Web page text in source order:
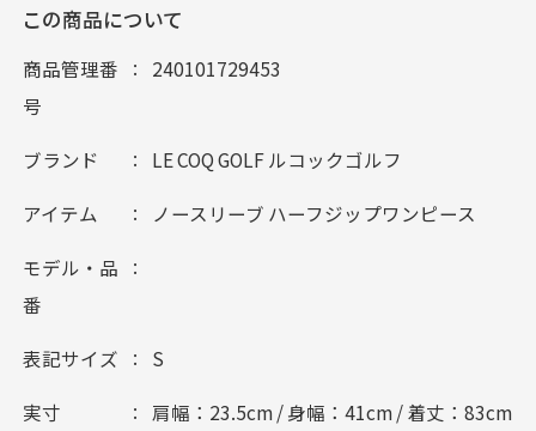
この商品について
商品管理番
号
240101729453
ブランド LE COQ GOLF ルコックゴルフ
アイテム ノースリーブ ハーフジップワンピース
モデル・品
番
表記サイズ S
実寸 肩幅：23.5cm / 身幅：41cm / 着丈：83cm